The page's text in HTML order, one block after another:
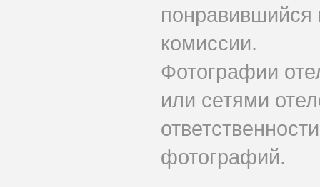
понравившийся
комиссии.
Фотографии
или сетями
фотографий.